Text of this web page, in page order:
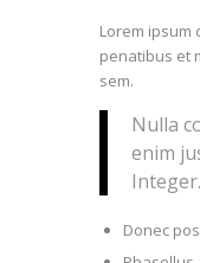
Lorem ipsum
penatibus et
sem.
Nulla
enim
Integer.
Donec